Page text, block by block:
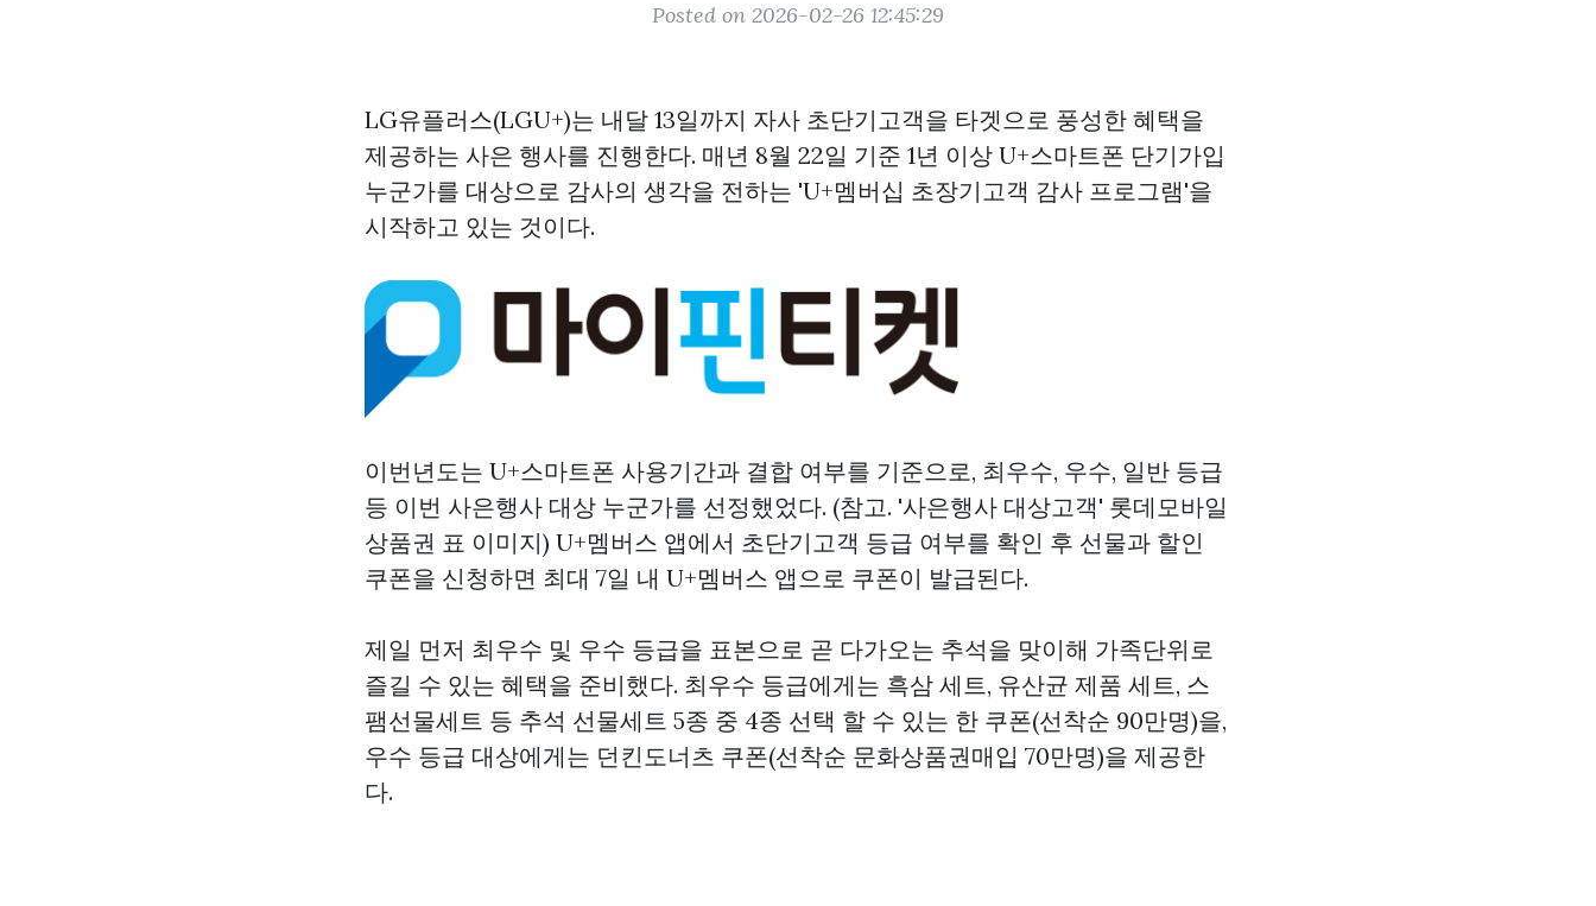
Posted on 2026-02-26 12:45:29
LG유플러스(LGU+)는 내달 13일까지 자사 초단기고객을 타겟으로 풍성한 혜택을
제공하는 사은 행사를 진행한다. 매년 8월 22일 기준 1년 이상 U+스마트폰 단기가입
누군가를 대상으로 감사의 생각을 전하는 'U+멤버십 초장기고객 감사 프로그램'을
시작하고 있는 것이다.
이번년도는 U+스마트폰 사용기간과 결합 여부를 기준으로, 최우수, 우수, 일반 등급
등 이번 사은행사 대상 누군가를 선정했었다. (참고. '사은행사 대상고객' 롯데모바일
상품권 표 이미지) U+멤버스 앱에서 초단기고객 등급 여부를 확인 후 선물과 할인
쿠폰을 신청하면 최대 7일 내 U+멤버스 앱으로 쿠폰이 발급된다.
제일 먼저 최우수 및 우수 등급을 표본으로 곧 다가오는 추석을 맞이해 가족단위로
즐길 수 있는 혜택을 준비했다. 최우수 등급에게는 흑삼 세트, 유산균 제품 세트, 스
팸선물세트 등 추석 선물세트 5종 중 4종 선택 할 수 있는 한 쿠폰(선착순 90만명)을,
우수 등급 대상에게는 던킨도너츠 쿠폰(선착순 문화상품권매입 70만명)을 제공한
다.